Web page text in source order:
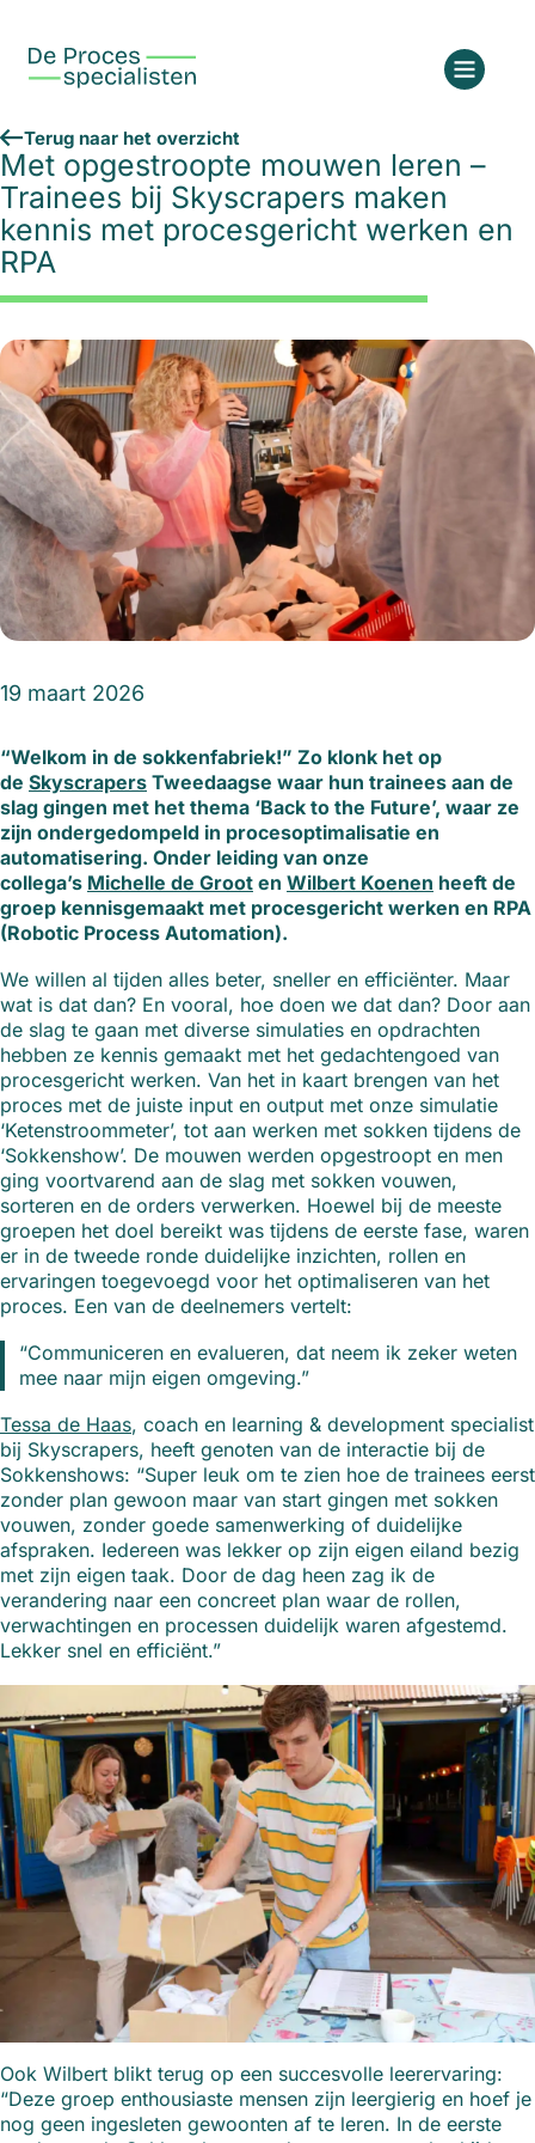
Terug naar het overzicht
Met opgestroopte mouwen leren –
Trainees bij Skyscrapers maken
kennis met procesgericht werken en
RPA
19 maart 2026
“Welkom in de sokkenfabriek!” Zo klonk het op
de Skyscrapers Tweedaagse waar hun trainees aan de
slag gingen met het thema ‘Back to the Future’, waar ze
zijn ondergedompeld in procesoptimalisatie en
automatisering. Onder leiding van onze
collega’s Michelle de Groot en Wilbert Koenen heeft de
groep kennisgemaakt met procesgericht werken en RPA
(Robotic Process Automation).
We willen al tijden alles beter, sneller en efficiënter. Maar
wat is dat dan? En vooral, hoe doen we dat dan? Door aan
de slag te gaan met diverse simulaties en opdrachten
hebben ze kennis gemaakt met het gedachtengoed van
procesgericht werken. Van het in kaart brengen van het
proces met de juiste input en output met onze simulatie
‘Ketenstroommeter’, tot aan werken met sokken tijdens de
‘Sokkenshow’. De mouwen werden opgestroopt en men
ging voortvarend aan de slag met sokken vouwen,
sorteren en de orders verwerken. Hoewel bij de meeste
groepen het doel bereikt was tijdens de eerste fase, waren
er in de tweede ronde duidelijke inzichten, rollen en
ervaringen toegevoegd voor het optimaliseren van het
proces. Een van de deelnemers vertelt:
“Communiceren en evalueren, dat neem ik zeker weten
mee naar mijn eigen omgeving.”
Tessa de Haas, coach en learning & development specialist
bij Skyscrapers, heeft genoten van de interactie bij de
Sokkenshows: “Super leuk om te zien hoe de trainees eerst
zonder plan gewoon maar van start gingen met sokken
vouwen, zonder goede samenwerking of duidelijke
afspraken. Iedereen was lekker op zijn eigen eiland bezig
met zijn eigen taak. Door de dag heen zag ik de
verandering naar een concreet plan waar de rollen,
verwachtingen en processen duidelijk waren afgestemd.
Lekker snel en efficiënt.”
Ook Wilbert blikt terug op een succesvolle leerervaring:
“Deze groep enthousiaste mensen zijn leergierig en hoef je
nog geen ingesleten gewoonten af te leren. In de eerste